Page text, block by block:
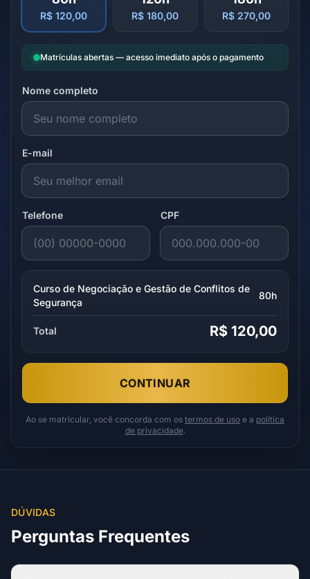
R$ 120,00 R$ 180,00 R$ 270,00
Matrículas abertas — acesso imediato após o pagamento
Nome completo
E-mail
Telefone CPF
Curso de Negociação e Gestão de Conflitos de
Segurança
80h
Total R$ 120,00
CONTINUAR
Ao se matricular, você concorda com os termos de uso e a política
de privacidade.
DÚVIDAS
Perguntas Frequentes